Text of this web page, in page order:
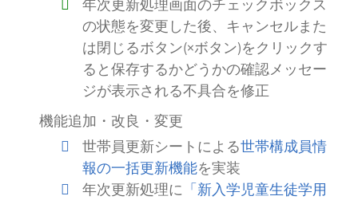
年次更新処理画面のチェックボックス
の状態を変更した後、キャンセルまた
は閉じるボタン(×ボタン)をクリックす
ると保存するかどうかの確認メッセー
ジが表示される不具合を修正
機能追加・改良・変更
世帯員更新シートによる世帯構成員情
報の一括更新機能を実装
年次更新処理に 「新入学児童生徒学用